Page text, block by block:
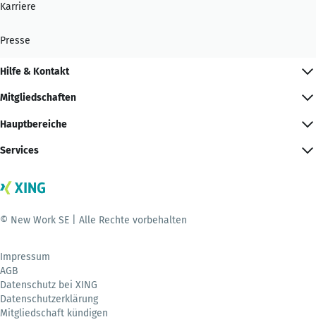
Karriere
Presse
Hilfe & Kontakt
Mitgliedschaften
Hauptbereiche
Services
© New Work SE | Alle Rechte vorbehalten
Impressum
AGB
Datenschutz bei XING
Datenschutzerklärung
Mitgliedschaft kündigen